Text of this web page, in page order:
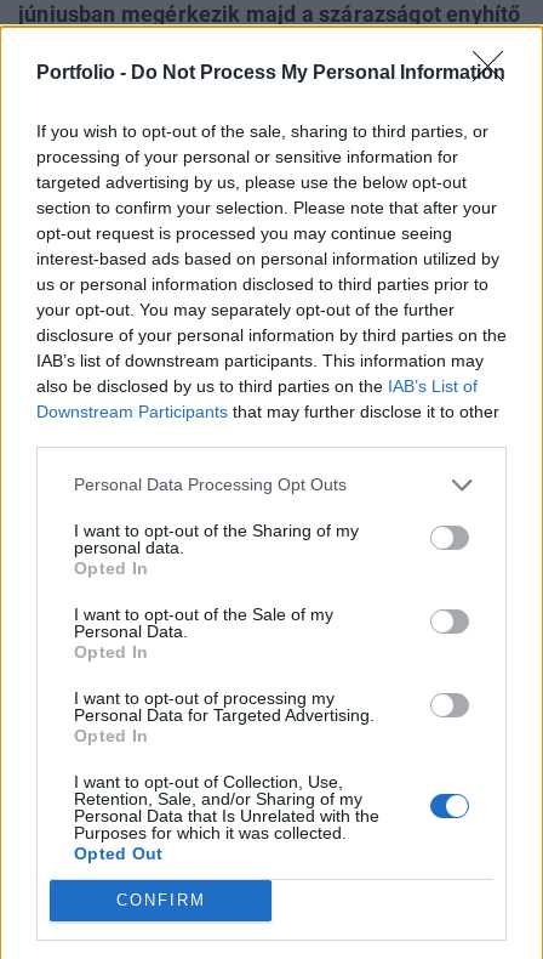
Portfolio - Do Not Process My Personal Information
If you wish to opt-out of the sale, sharing to third parties, or
processing of your personal or sensitive information for
targeted advertising by us, please use the below opt-out
section to confirm your selection. Please note that after your
opt-out request is processed you may continue seeing
interest-based ads based on personal information utilized by
us or personal information disclosed to third parties prior to
your opt-out. You may separately opt-out of the further
disclosure of your personal information by third parties on the
IAB’s list of downstream participants. This information may
also be disclosed by us to third parties on the IAB’s List of
Downstream Participants that may further disclose it to other
Personal Data Processing Opt Outs
I want to opt-out of the Sharing of my
personal data.
Opted In
I want to opt-out of the Sale of my
Personal Data.
Opted In
I want to opt-out of processing my
Personal Data for Targeted Advertising.
Opted In
I want to opt-out of Collection, Use,
Retention, Sale, and/or Sharing of my
Personal Data that Is Unrelated with the
Purposes for which it was collected.
Opted Out
CONFIRM
júniusban megérkezik majd a szárazságot enyhítő
csapadék, az időjárás-előrejelzések eddig azt
mutatják, hogy júniusban egyáltalán nem várható
adatok alapján megvizsgáltuk, mi vezetett a
jelenlegi, akár a 2022-es nyáron bekövetkezett
rekordszárazságot is meghaladó mértékű
aszályhelyzethez, valamint, hogy Európában,
hogyan alakult a szárazság szintje eddig.
Sustainable World 2026Szeptember 8-án jön az év egyik
legjelentősebb üzleti fenntarthatósági találkozója, a
Portfolio Sustainable World 2026. A szektorsemleges
konferencia a zöld gazdasággal kapcsolatos
díjátadónak is. Részletek a linken.Információ és
jelentkezésMennyi...
KEDVES OLVASÓNK!
A keresett cikk a portfolio.hu hírarchívumához
regisztrációhoz kötött.
Az előfizetés a következőket tartalmazza:
Portfolio.hu teljes cikkarchívum
Kötéslisták: BÉT elmúlt 2 év napon belüli
kötéslistái